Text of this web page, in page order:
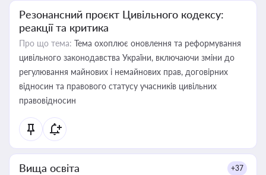
Резонансний проєкт Цивільного кодексу:
реакції та критика
Про що тема: Тема охоплює оновлення та реформування
цивільного законодавства України, включаючи зміни до
регулювання майнових і немайнових прав, договірних
відносин та правового статусу учасників цивільних
правовідносин
Вища освіта +37